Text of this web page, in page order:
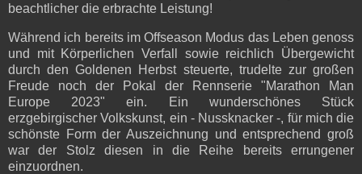
beachtlicher die erbrachte Leistung!
Während ich bereits im Offseason Modus das Leben genoss
und mit Körperlichen Verfall sowie reichlich Übergewicht
durch den Goldenen Herbst steuerte, trudelte zur großen
Freude noch der Pokal der Rennserie "Marathon Man
Europe 2023" ein. Ein wunderschönes Stück
erzgebirgischer Volkskunst, ein - Nussknacker -, für mich die
schönste Form der Auszeichnung und entsprechend groß
war der Stolz diesen in die Reihe bereits errungener
einzuordnen.